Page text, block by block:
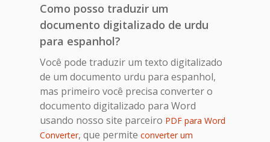
Como posso traduzir um
documento digitalizado de urdu
para espanhol?
Você pode traduzir um texto digitalizado
de um documento urdu para espanhol,
mas primeiro você precisa converter o
documento digitalizado para Word
usando nosso site parceiro PDF para Word
Converter, que permite converter um